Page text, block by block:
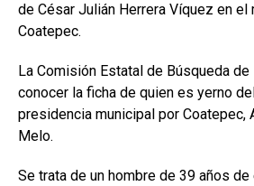
de César Julián Herrera Víquez en el
Coatepec.
La Comisión Estatal de Búsqueda
conocer la ficha de quien es yerno
presidencia municipal por Coatepec,
Melo.
Se trata de un hombre de 39 años de